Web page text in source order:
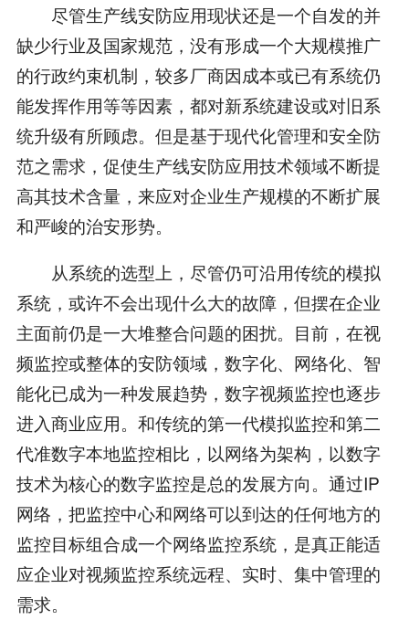
尽管生产线安防应用现状还是一个自发的并
缺少行业及国家规范，没有形成一个大规模推广
的行政约束机制，较多厂商因成本或已有系统仍
能发挥作用等等因素，都对新系统建设或对旧系
统升级有所顾虑。但是基于现代化管理和安全防
范之需求，促使生产线安防应用技术领域不断提
高其技术含量，来应对企业生产规模的不断扩展
和严峻的治安形势。
从系统的选型上，尽管仍可沿用传统的模拟
系统，或许不会出现什么大的故障，但摆在企业
主面前仍是一大堆整合问题的困扰。目前，在视
频监控或整体的安防领域，数字化、网络化、智
能化已成为一种发展趋势，数字视频监控也逐步
进入商业应用。和传统的第一代模拟监控和第二
代准数字本地监控相比，以网络为架构，以数字
技术为核心的数字监控是总的发展方向。通过IP
网络，把监控中心和网络可以到达的任何地方的
监控目标组合成一个网络监控系统，是真正能适
应企业对视频监控系统远程、实时、集中管理的
需求。